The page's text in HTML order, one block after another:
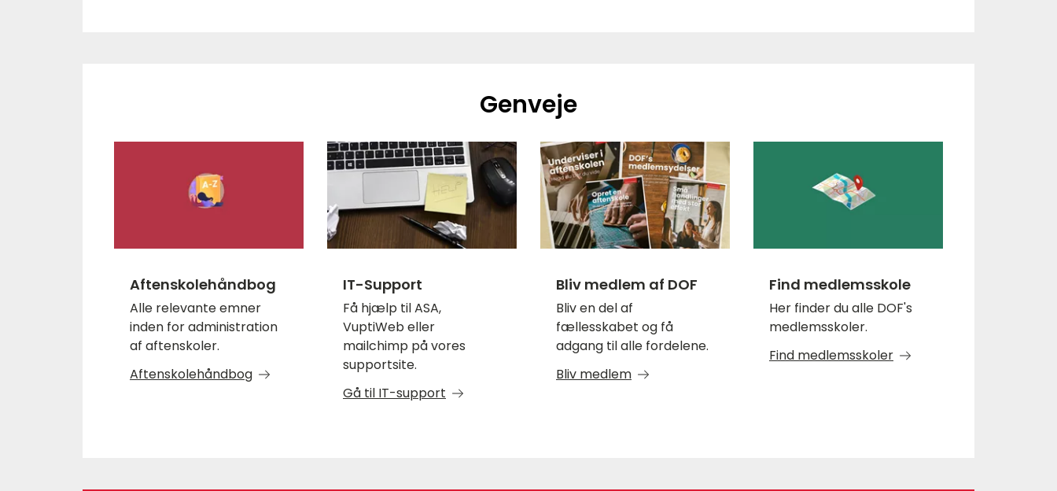
Genveje
Aftenskolehåndbog
Alle relevante emner
inden for administration
af aftenskoler.
Aftenskolehåndbog
IT-Support
Få hjælp til ASA,
VuptiWeb eller
mailchimp på vores
supportsite.
Gå til IT-support
Bliv medlem af DOF
Bliv en del af
fællesskabet og få
adgang til alle fordelene.
Bliv medlem
Find medlemsskole
Her finder du alle DOF's
medlemsskoler.
Find medlemsskoler